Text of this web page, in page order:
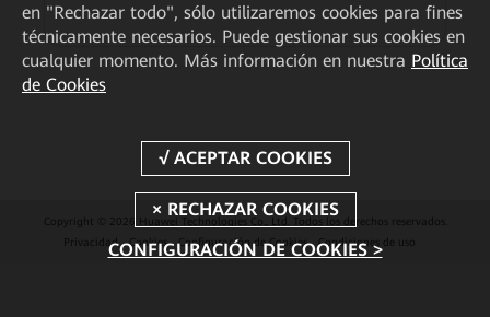
Copyright © 2026 Huawei Technologies Co., Ltd. Todos los derechos reservados.
Privacidad
Cookies Configuración de Cookies Condiciones de uso
en "Rechazar todo", sólo utilizaremos cookies para fines
técnicamente necesarios. Puede gestionar sus cookies en
cualquier momento. Más información en nuestra Política
de Cookies
CONFIGURACIÓN DE COOKIES >